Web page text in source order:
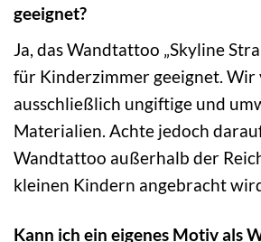
geeignet?
Ja, das Wandtattoo „Skyline
für Kinderzimmer geeignet. Wir
ausschließlich ungiftige und
Materialien. Achte jedoch
Wandtattoo außerhalb der
kleinen Kindern angebracht
Kann ich ein eigenes Motiv als